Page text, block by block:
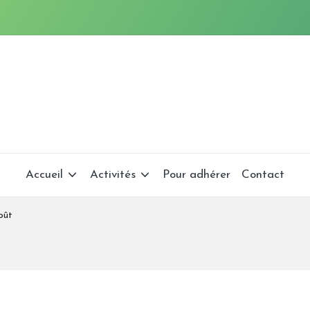
Accueil Activités Pour adhérer Contact